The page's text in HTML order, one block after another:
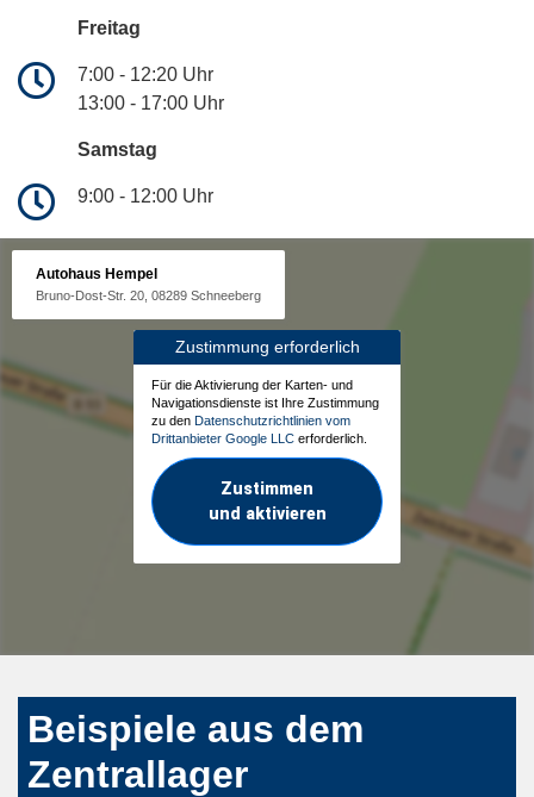
Freitag
7:00 - 12:20 Uhr
13:00 - 17:00 Uhr
Samstag
9:00 - 12:00 Uhr
Autohaus Hempel
Bruno-Dost-Str. 20, 08289 Schneeberg
Zustimmung erforderlich
Für die Aktivierung der Karten- und
Navigationsdienste ist Ihre Zustimmung
zu den Datenschutzrichtlinien vom
Drittanbieter Google LLC erforderlich.
Zustimmen
und aktivieren
Beispiele aus dem
Zentrallager